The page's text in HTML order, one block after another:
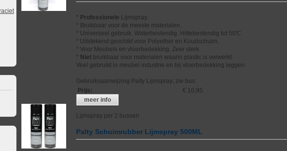
* Professionele Lijmspray.
* Bruikbaar voor de meeste materialen.
* Universeel gebruik. Waterbestendig. Hittebestendig tot 50'C
* Uitstekend geschikt voor Polyether en Koudschuim.
* Voor Meubels en vloerbedekking, Zeer sterk.
* Niet bruikbaar voor materialen waarin plastic is verwerkt.
Veel gebruikt in meubel industrie en bij vloerbedekking leggen.
Gebruiksaanwijzing Palty Lijmspray; zie bus.
Prijs:
€ 10,95
meer info
Lijmspray per 2 bussen
Palty Schuimrubber Lijmspray 500ML